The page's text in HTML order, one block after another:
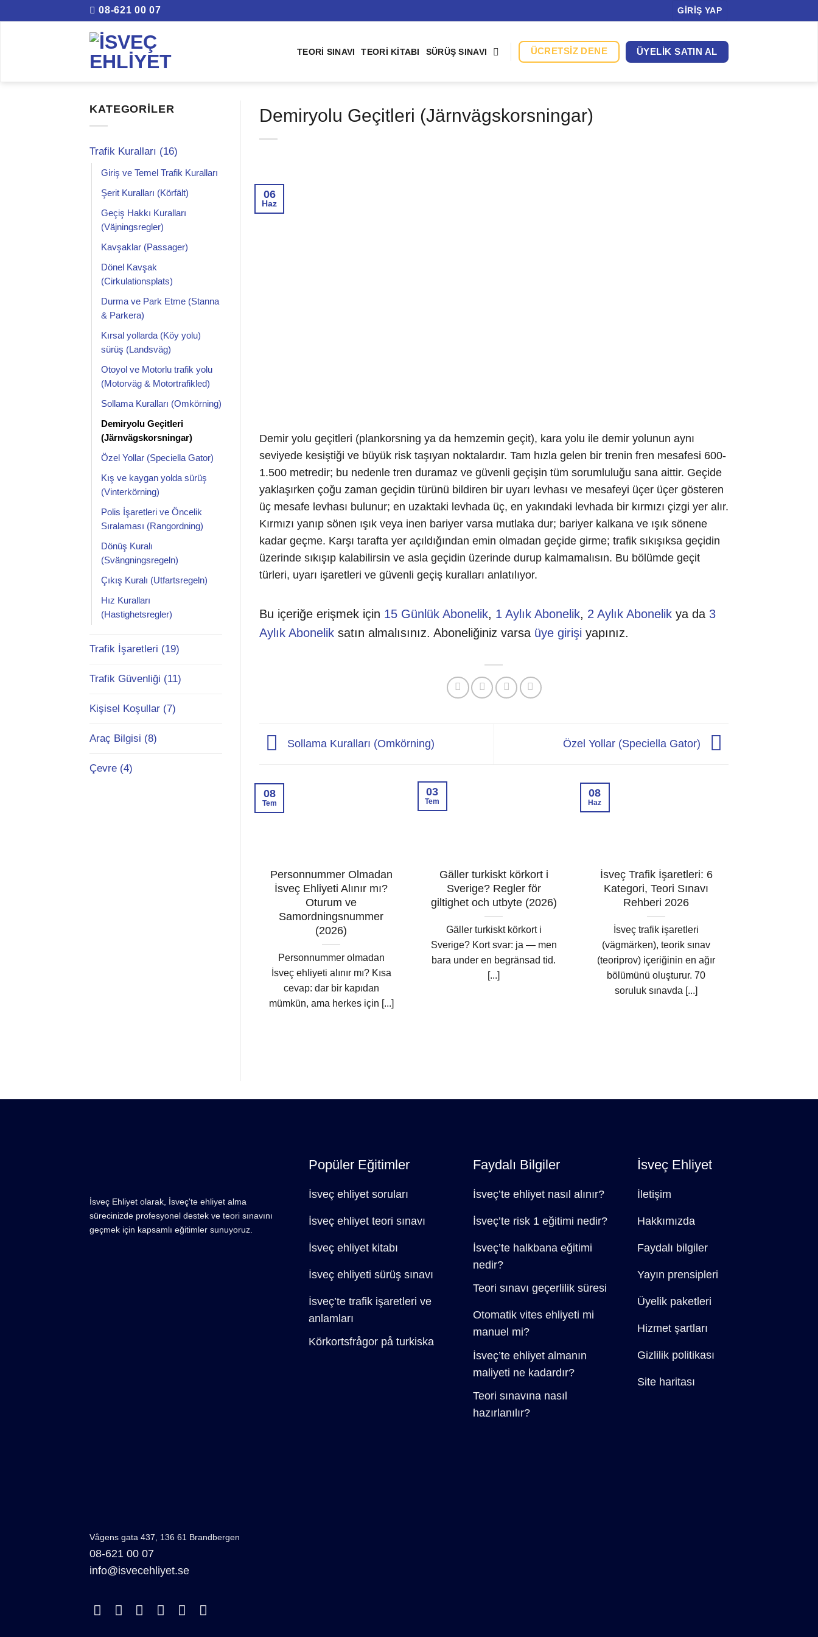
atla
08-621 00 07 GIRIŞ YAP
TEORI SINAVI TEORI KITABI SÜRÜŞ SINAVI ÜCRETSIZ DENE ÜYELIK SATIN AL
KATEGORILER
Trafik Kuralları (16)
Giriş ve Temel Trafik Kuralları
Şerit Kuralları (Körfält)
Geçiş Hakkı Kuralları
(Väjningsregler)
Kavşaklar (Passager)
Dönel Kavşak
(Cirkulationsplats)
Durma ve Park Etme (Stanna
& Parkera)
Kırsal yollarda (Köy yolu)
sürüş (Landsväg)
Otoyol ve Motorlu trafik yolu
(Motorväg & Motortrafikled)
Sollama Kuralları (Omkörning)
Demiryolu Geçitleri
(Järnvägskorsningar)
Özel Yollar (Speciella Gator)
Kış ve kaygan yolda sürüş
(Vinterkörning)
Polis İşaretleri ve Öncelik
Sıralaması (Rangordning)
Dönüş Kuralı
(Svängningsregeln)
Çıkış Kuralı (Utfartsregeln)
Hız Kuralları
(Hastighetsregler)
Trafik İşaretleri (19)
Trafik Güvenliği (11)
Kişisel Koşullar (7)
Araç Bilgisi (8)
Çevre (4)
Demiryolu Geçitleri (Järnvägskorsningar)
06
Haz
Demir yolu geçitleri (plankorsning ya da hemzemin geçit), kara yolu ile demir yolunun aynı
seviyede kesiştiği ve büyük risk taşıyan noktalardır. Tam hızla gelen bir trenin fren mesafesi 600-
1.500 metredir; bu nedenle tren duramaz ve güvenli geçişin tüm sorumluluğu sana aittir. Geçide
yaklaşırken çoğu zaman geçidin türünü bildiren bir uyarı levhası ve mesafeyi üçer üçer gösteren
üç mesafe levhası bulunur; en uzaktaki levhada üç, en yakındaki levhada bir kırmızı çizgi yer alır.
Kırmızı yanıp sönen ışık veya inen bariyer varsa mutlaka dur; bariyer kalkana ve ışık sönene
kadar geçme. Karşı tarafta yer açıldığından emin olmadan geçide girme; trafik sıkışıksa geçidin
üzerinde sıkışıp kalabilirsin ve asla geçidin üzerinde durup kalmamalısın. Bu bölümde geçit
türleri, uyarı işaretleri ve güvenli geçiş kuralları anlatılıyor.
Bu içeriğe erişmek için 15 Günlük Abonelik, 1 Aylık Abonelik, 2 Aylık Abonelikya da 3
Aylık Aboneliksatın almalısınız. Aboneliğiniz varsa üye girişi yapınız.
Sollama Kuralları (Omkörning) Özel Yollar (Speciella Gator)
Personnummer Olmadan
İsveç Ehliyeti Alınır mı?
Oturum ve
Samordningsnummer
(2026)
Personnummer olmadan
İsveç ehliyeti alınır mı? Kısa
cevap: dar bir kapıdan
mümkün, ama herkes için [...]
08
Tem
Gäller turkiskt körkort i
Sverige? Regler för
giltighet och utbyte (2026)
Gäller turkiskt körkort i
Sverige? Kort svar: ja — men
bara under en begränsad tid.
[...]
03
Tem
İsveç Trafik İşaretleri: 6
Kategori, Teori Sınavı
Rehberi 2026
İsveç trafik işaretleri
(vägmärken), teorik sınav
(teoriprov) içeriğinin en ağır
bölümünü oluşturur. 70
soruluk sınavda [...]
08
Haz
İsveç Ehliyet olarak, İsveç'te ehliyet alma
sürecinizde profesyonel destek ve teori sınavını
geçmek için kapsamlı eğitimler sunuyoruz.
Vågens gata 437, 136 61 Brandbergen
08-621 00 07
info@isvecehliyet.se
Popüler Eğitimler
İsveç ehliyet soruları
İsveç ehliyet teori sınavı
İsveç ehliyet kitabı
İsveç ehliyeti sürüş sınavı
İsveç’te trafik işaretleri ve
anlamları
Körkortsfrågor på turkiska
Faydalı Bilgiler
İsveç’te ehliyet nasıl alınır?
İsveç’te risk 1 eğitimi nedir?
İsveç’te halkbana eğitimi
nedir?
Teori sınavı geçerlilik süresi
Otomatik vites ehliyeti mi
manuel mi?
İsveç’te ehliyet almanın
maliyeti ne kadardır?
Teori sınavına nasıl
hazırlanılır?
İsveç Ehliyet
İletişim
Hakkımızda
Faydalı bilgiler
Yayın prensipleri
Üyelik paketleri
Hizmet şartları
Gizlilik politikası
Site haritası